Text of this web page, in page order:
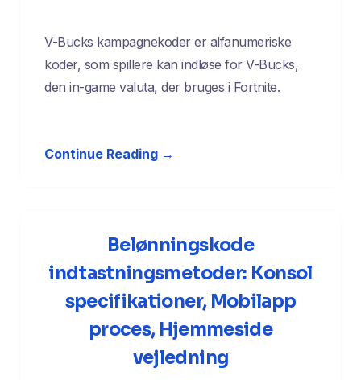
V-Bucks kampagnekoder er alfanumeriske
koder, som spillere kan indløse for V-Bucks,
den in-game valuta, der bruges i Fortnite.
Continue Reading →
Belønningskode
indtastningsmetoder: Konsol
specifikationer, Mobilapp
proces, Hjemmeside
vejledning